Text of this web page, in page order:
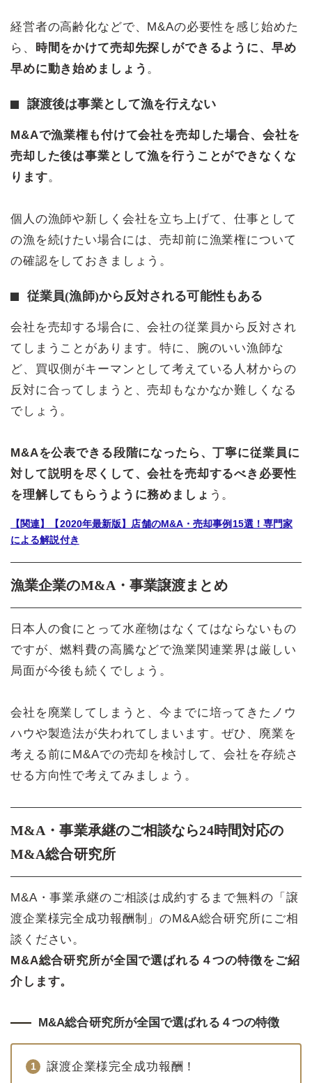
経営者の高齢化などで、M&Aの必要性を感じ始めた
ら、 時間をかけて売却先探しができるように、早め
早めに動き始めましょう 。
譲渡後は事業として漁を行えない
M&Aで漁業権も付けて会社を売却した場合、会社を
売却した後は事業として漁を行うことができなくな
ります。
個人の漁師や新しく会社を立ち上げて、仕事として
の漁を続けたい場合には、売却前に漁業権について
の確認をしておきましょう。
従業員(漁師)から反対される可能性もある
会社を売却する場合に、会社の従業員から反対され
てしまうことがあります。特に、腕のいい漁師な
ど、買収側がキーマンとして考えている人材からの
反対に合ってしまうと、売却もなかなか難しくなる
でしょう。
M&Aを公表できる段階になったら、丁寧に従業員に
対して説明を尽くして、会社を売却するべき必要性
を理解してもらうように務めましょ う。
【関連】【2020年最新版】店舗のM&A・売却事例15選！専門家
による解説付き
漁業企業のM&A・事業譲渡まとめ
日本人の食にとって水産物はなくてはならないもの
ですが、燃料費の高騰などで漁業関連業界は厳しい
局面が今後も続くでしょう。
会社を廃業してしまうと、今までに培ってきたノウ
ハウや製造法が失われてしまいます。ぜひ、廃業を
考える前にM&Aでの売却を検討して、会社を存続さ
せる方向性で考えてみましょう。
M&A・事業承継のご相談なら24時間対応の
M&A総合研究所
M&A・事業承継のご相談は成約するまで無料の「譲
渡企業様完全成功報酬制」のM&A総合研究所にご相
談ください。
M&A総合研究所が全国で選ばれる４つの特徴をご紹
介します。
M&A総合研究所が全国で選ばれる４つの特徴
譲渡企業様完全成功報酬！